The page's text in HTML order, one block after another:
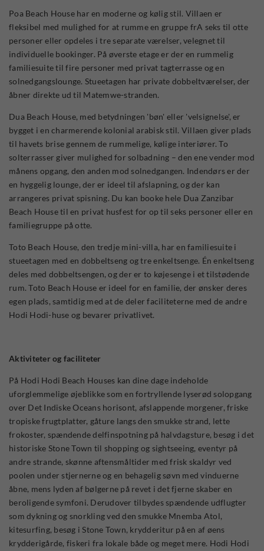
Poa Beach House har en moderne og kølig stil. Villaen er
fleksibel med mulighed for at rumme en gruppe frA seks til otte
personer eller opdeles i tre separate værelser, velegnet til
individuelle bookinger. På øverste etage er der en rummelig
familiesuite til fire personer med privat tagterrasse og en
solnedgangslounge. Stueetagen har private dobbeltværelser, der
åbner direkte ud til Matemwe-stranden.
Dua Beach House, med betydningen 'bøn' eller 'velsignelse', er
bygget i en charmerende kolonial arabisk stil. Villaen giver plads
til havets brise gennem de rummelige, kølige interiører. To
solterrasser giver mulighed for solbadning – den ene vender mod
månens opgang, den anden mod solnedgangen. Indendørs er der
en hyggelig lounge, der er ideel til afslapning, og der kan
arrangeres privat spisning. Du kan booke hele Dua Zanzibar
Beach House til en privat husfest for op til seks personer eller en
familiegruppe på otte.
Toto Beach House, den tredje mini-villa, har en familiesuite i
stueetagen med en dobbeltseng og tre enkeltsenge. Én enkeltseng
deles med dobbeltsengen, og der er to køjesenge i et tilstødende
rum. Toto Beach House er ideel for en familie, der ønsker deres
egen plads, samtidig med at de deler faciliteterne med de andre
Hodi Hodi-huse og bevarer privatlivet.
Aktiviteter og faciliteter
På Hodi Hodi Beach Houses kan dine dage indeholde
uforglemmelige øjeblikke som en fortryllende lyserød solopgang
over Det Indiske Oceans horisont, afslappende morgener, friske
tropiske frugtplatter, gåture langs den smukke strand, lette
frokoster, spændende delfinspotning på halvdagsture, besøg i det
historiske Stone Town til shopping og sightseeing, eventyr på
andre strande, skønne aftensmåltider med frisk skaldyr ved
poolen under stjernerne og en behagelig søvn med vinduerne
åbne, mens lyden af bølgerne på revet i det fjerne skaber en
beroligende symfoni. Derudover tilbydes spændende udflugter
som dykning og snorkling ved den smukke Mnemba Atol,
kitesurfing, besøg i Stone Town, krydderitur på en af øens
krydderigårde, fiskeri fra lokale både og meget mere. Hodi Hodi